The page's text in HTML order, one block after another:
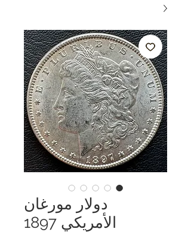
دولار مورغان
الأمريكي 1897